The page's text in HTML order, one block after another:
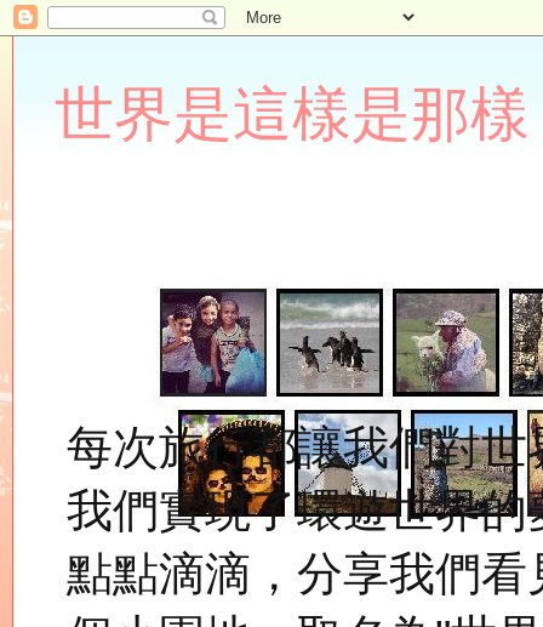
世界是這樣是那樣
每次旅行都讓我們對
我們實現了環遊世界
點點滴滴，分享我們